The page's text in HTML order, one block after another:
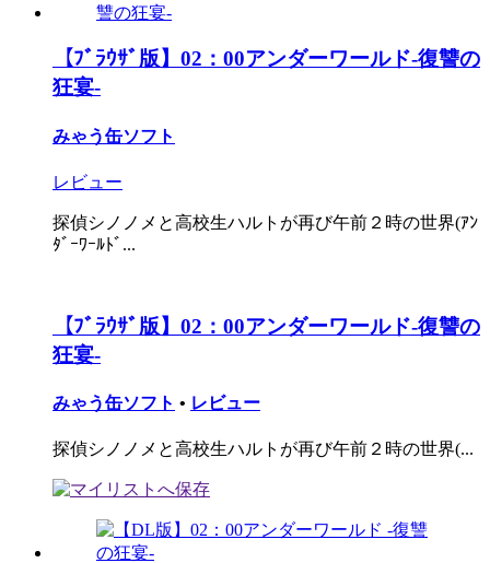
【ﾌﾞﾗｳｻﾞ版】02：00アンダーワールド-復讐の
狂宴-
みゃう缶ソフト
レビュー
探偵シノノメと高校生ハルトが再び午前２時の世界(ｱﾝ
ﾀﾞｰﾜｰﾙﾄﾞ...
【ﾌﾞﾗｳｻﾞ版】02：00アンダーワールド-復讐の
狂宴-
みゃう缶ソフト • レビュー
探偵シノノメと高校生ハルトが再び午前２時の世界(...